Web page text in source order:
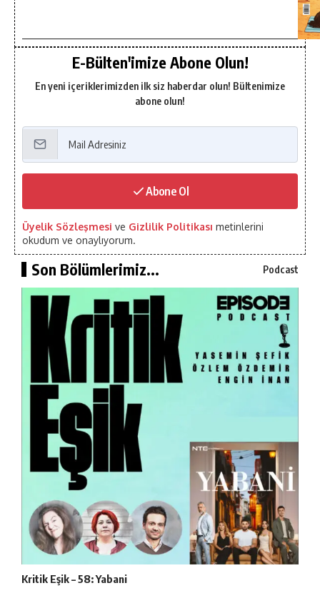
E-Bülten'imize Abone Olun!
En yeni içeriklerimizden ilk siz haberdar olun! Bültenimize
abone olun!
Abone Ol
Üyelik Sözleşmesi ve Gizlilik Politikası metinlerini
okudum ve onaylıyorum.
Son Bölümlerimiz... Podcast
Kritik Eşik – 58: Yabani